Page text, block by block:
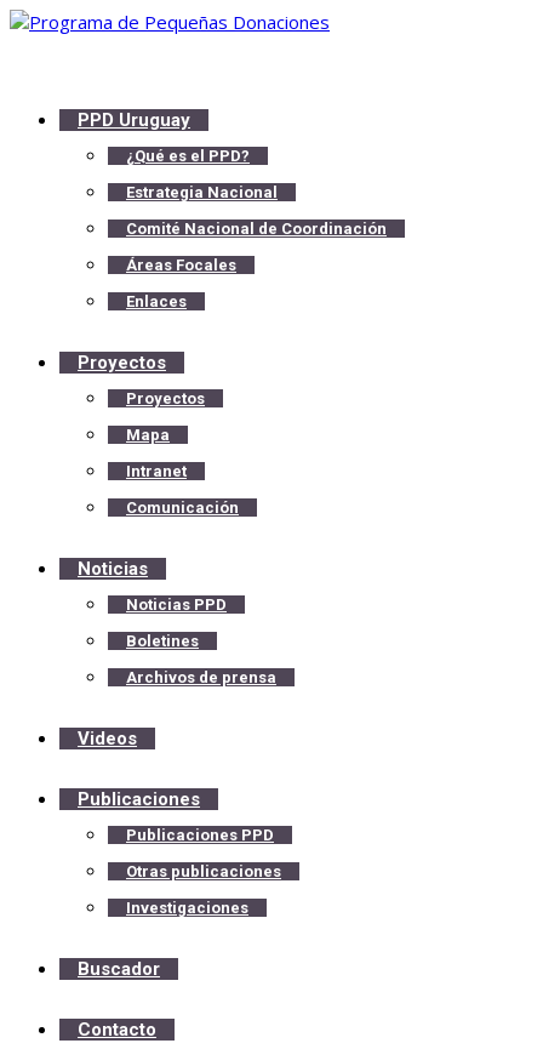
PPD Uruguay
¿Qué es el PPD?
Estrategia Nacional
Comité Nacional de Coordinación
Áreas Focales
Enlaces
Proyectos
Proyectos
Mapa
Intranet
Comunicación
Noticias
Noticias PPD
Boletines
Archivos de prensa
Videos
Publicaciones
Publicaciones PPD
Otras publicaciones
Investigaciones
Buscador
Contacto